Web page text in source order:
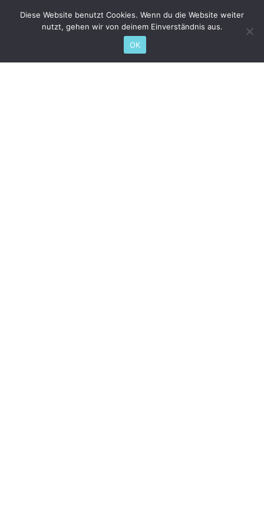
Diese Website benutzt Cookies. Wenn du die Website weiter
nutzt, gehen wir von deinem Einverständnis aus.
OK